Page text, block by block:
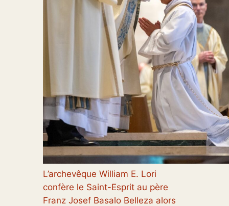
L’archevêque William E. Lori
confère le Saint-Esprit au père
Franz Josef Basalo Belleza alors